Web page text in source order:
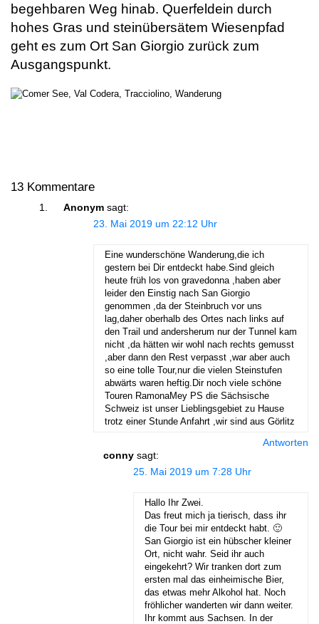
begehbaren Weg hinab. Querfeldein durch
hohes Gras und steinübersätem Wiesenpfad
geht es zum Ort San Giorgio zurück zum
Ausgangspunkt.
13 Kommentare
Anonym sagt:
23. Mai 2019 um 22:12 Uhr
Eine wunderschöne Wanderung,die ich
gestern bei Dir entdeckt habe.Sind gleich
heute früh los von gravedonna ,haben aber
leider den Einstig nach San Giorgio
genommen ,da der Steinbruch vor uns
lag,daher oberhalb des Ortes nach links auf
den Trail und andersherum nur der Tunnel kam
nicht ,da hätten wir wohl nach rechts gemusst
,aber dann den Rest verpasst ,war aber auch
so eine tolle Tour,nur die vielen Steinstufen
abwärts waren heftig.Dir noch viele schöne
Touren RamonaMey PS die Sächsische
Schweiz ist unser Lieblingsgebiet zu Hause
trotz einer Stunde Anfahrt ,wir sind aus Görlitz
Antworten
conny sagt:
25. Mai 2019 um 7:28 Uhr
Hallo Ihr Zwei.
Das freut mich ja tierisch, dass ihr
die Tour bei mir entdeckt habt. 🙂
San Giorgio ist ein hübscher kleiner
Ort, nicht wahr. Seid ihr auch
eingekehrt? Wir tranken dort zum
ersten mal das einheimische Bier,
das etwas mehr Alkohol hat. Noch
fröhlicher wanderten wir dann weiter.
Ihr kommt aus Sachsen. In der